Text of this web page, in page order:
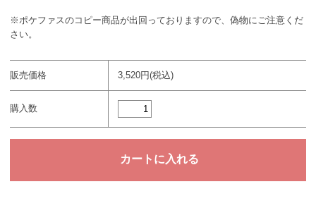
※ポケファスのコピー商品が出回っておりますので、偽物にご注意くだ
さい。
販売価格 3,520円(税込)
購入数